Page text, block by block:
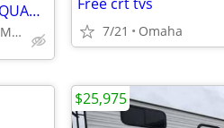
2008 TIFFIN COACH ALLEGRO BUS 43.5' QUADS 28K MILES 8.9 CUMMINS 425HP
LA MOTORSPORTS WINDOM, MN 7/21 Omaha
$25,975